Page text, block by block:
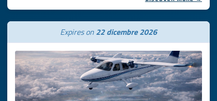
Expires on 22 dicembre 2026